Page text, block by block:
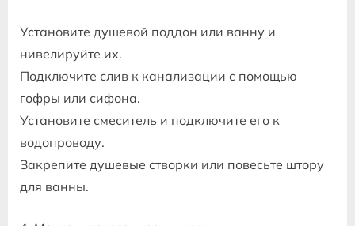
Установите душевой поддон или ванну и
нивелируйте их.
Подключите слив к канализации с помощью
гофры или сифона.
Установите смеситель и подключите его к
водопроводу.
Закрепите душевые створки или повесьте штору
для ванны.